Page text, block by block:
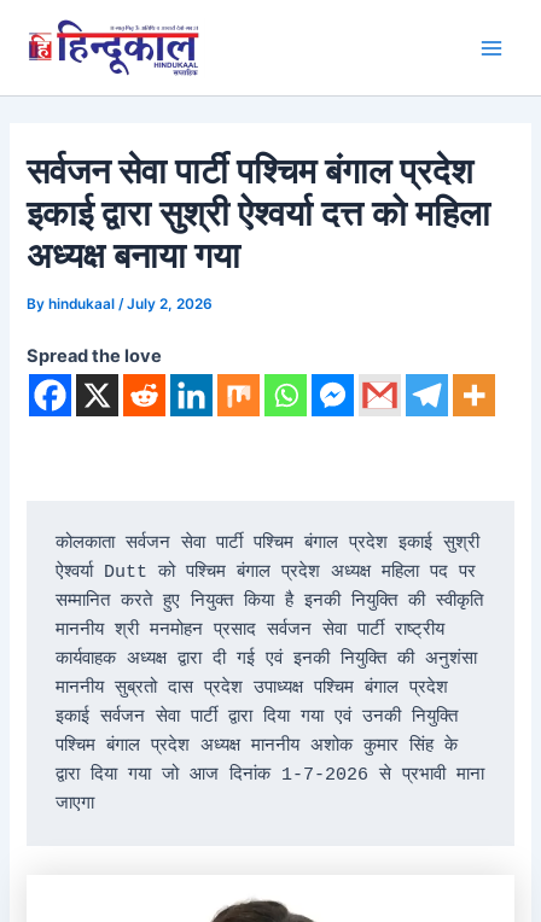
सर्वजन सेवा पार्टी पश्चिम बंगाल प्रदेश
इकाई द्वारा सुश्री ऐश्वर्या दत्त को महिला
अध्यक्ष बनाया गया
By hindukaal/July 2, 2026
Spread the love
कोलकाता सर्वजन सेवा पार्टी पश्चिम बंगाल प्रदेश इकाई सुश्री
ऐश्वर्या Dutt को पश्चिम बंगाल प्रदेश अध्यक्ष महिला पद पर
सम्मानित करते हुए नियुक्त किया है इनकी नियुक्ति की स्वीकृति
माननीय श्री मनमोहन प्रसाद सर्वजन सेवा पार्टी राष्ट्रीय
कार्यवाहक अध्यक्ष द्वारा दी गई एवं इनकी नियुक्ति की अनुशंसा
माननीय सुब्रतो दास प्रदेश उपाध्यक्ष पश्चिम बंगाल प्रदेश
इकाई सर्वजन सेवा पार्टी द्वारा दिया गया एवं उनकी नियुक्ति
पश्चिम बंगाल प्रदेश अध्यक्ष माननीय अशोक कुमार सिंह के
द्वारा दिया गया जो आज दिनांक 1-7-2026 से प्रभावी माना
जाएगा